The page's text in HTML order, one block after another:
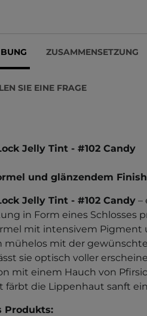
ZUSAMMENSETZUNG
SIE EINE FRAGE
Jelly Tint - #102 Candy
und glänzendem Finish
Jelly Tint - #102 Candy –
in Form eines Schlosses
mit intensivem Pigment
mühelos mit der
sie optisch voller
mit einem Hauch von
färbt die Lippenhaut sanft
Produkts: